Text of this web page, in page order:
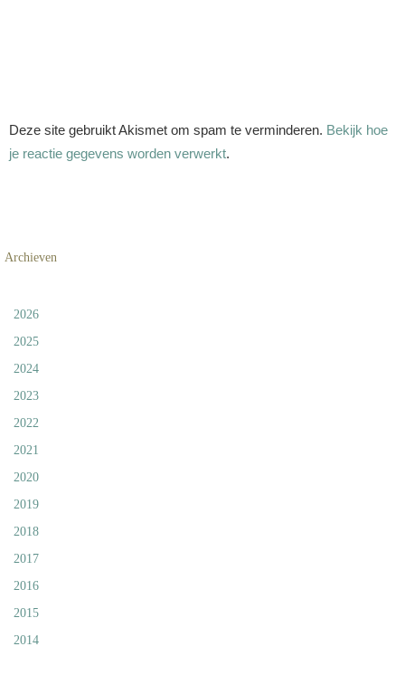
Deze site gebruikt Akismet om spam te verminderen. Bekijk hoe
je reactie gegevens worden verwerkt.
Archieven
2026
2025
2024
2023
2022
2021
2020
2019
2018
2017
2016
2015
2014